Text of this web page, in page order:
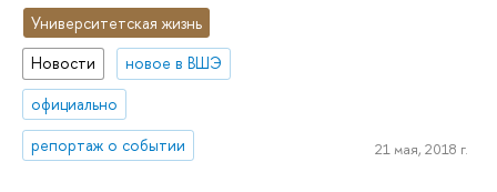
Университетская жизнь
Новости
новое в ВШЭ
официально
репортаж о событии
21 мая, 2018 г.